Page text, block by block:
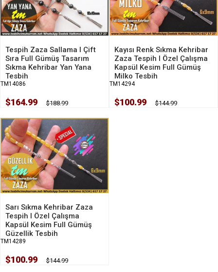
Tespih Zaza Sallama I Çift
Sıra Full Gümüş Tasarım
Sıkma Kehribar Yan Yana
Tesbih
TM14086
$164.99 $188.99
Kayısı Renk Sıkma Kehribar
Zaza Tespih I Özel Çalışma
Kapsül Kesim Full Gümüş
Milko Tesbih
TM14294
$100.99 $144.99
Sarı Sıkma Kehribar Zaza
Tespih I Özel Çalışma
Kapsül Kesim Full Gümüş
Güzellik Tesbih
TM14289
$100.99 $144.99